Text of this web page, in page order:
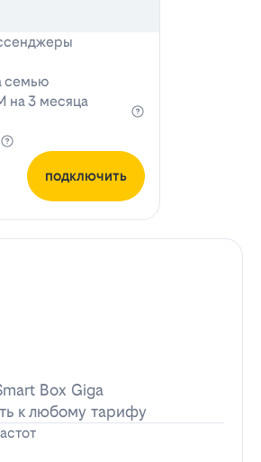
семью
на 3 месяца
подключить
Box Giga
к любому тарифу